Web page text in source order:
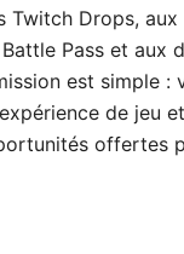
Twitch Drops,
Pass et aux
est simple :
de jeu
offertes